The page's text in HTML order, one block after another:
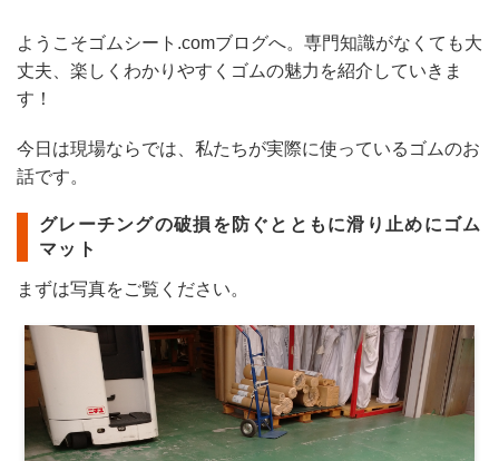
ようこそゴムシート.comブログへ。専門知識がなくても大
丈夫、楽しくわかりやすくゴムの魅力を紹介していきま
す！
今日は現場ならでは、私たちが実際に使っているゴムのお
話です。
グレーチングの破損を防ぐとともに滑り止めにゴム
マット
まずは写真をご覧ください。